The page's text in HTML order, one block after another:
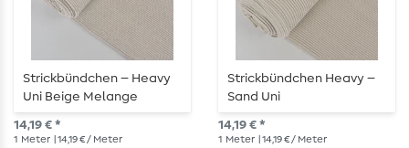
Strickbündchen – Heavy
Uni Beige Melange
14,19 € *
1 Meter | 14,19 € / Meter
Strickbündchen Heavy –
Sand Uni
14,19 € *
1 Meter | 14,19 € / Meter